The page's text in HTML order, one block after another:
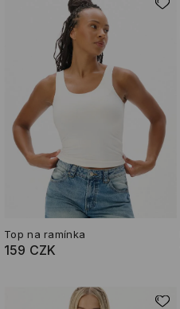
Top na ramínka
159 CZK